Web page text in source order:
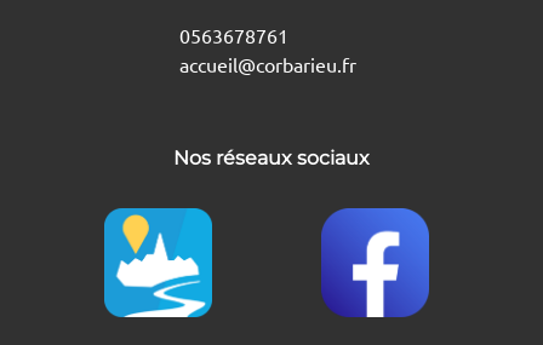
0563678761
accueil@corbarieu.fr
Nos réseaux sociaux